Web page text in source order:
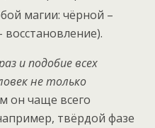
магии: чёрной –
и подобие всех
не только
он чаще всего
твёрдой фазе